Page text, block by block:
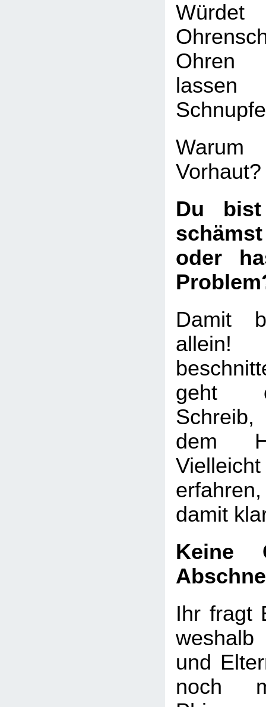
Ohren
Vorhaut?
Du bist
oder
Damit
geht
dem
damit
Keine
Ihr fragt
weshalb
und
noch